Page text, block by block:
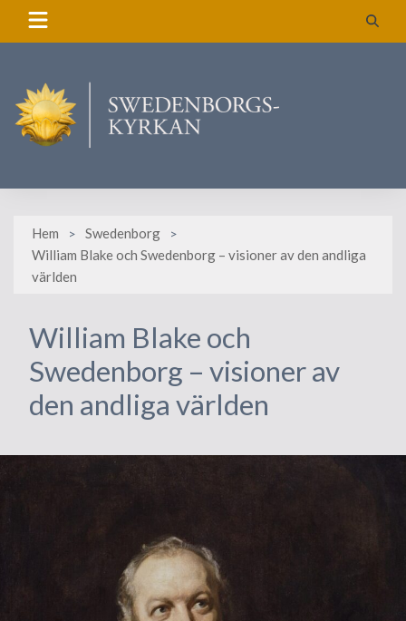
Hem
Swedenborg
William Blake och Swedenborg – visioner av den andliga
världen
William Blake och
Swedenborg – visioner av
den andliga världen